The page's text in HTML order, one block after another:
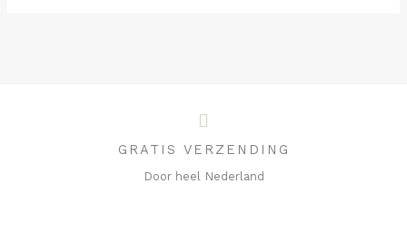
GRATIS VERZENDING
Door heel Nederland